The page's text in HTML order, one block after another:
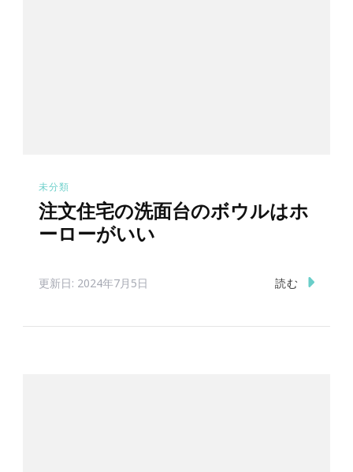
未分類
注文住宅の洗面台のボウルはホ
ーローがいい
更新日: 2024年7月5日 読む